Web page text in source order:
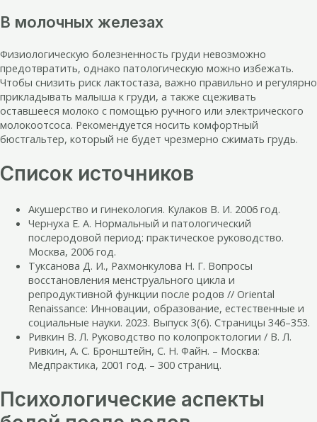
В молочных железах
Физиологическую болезненность груди невозможно
предотвратить, однако патологическую можно избежать.
Чтобы снизить риск лактостаза, важно правильно и регулярно
прикладывать малыша к груди, а также сцеживать
оставшееся молоко с помощью ручного или электрического
молокоотсоса. Рекомендуется носить комфортный
бюстгальтер, который не будет чрезмерно сжимать грудь.
Список источников
Акушерство и гинекология. Кулаков В. И. 2006 год.
Чернуха Е. А. Нормальный и патологический
послеродовой период: практическое руководство.
Москва, 2006 год.
Туксанова Д. И., Рахмонкулова Н. Г. Вопросы
восстановления менструального цикла и
репродуктивной функции после родов // Oriental
Renaissance: Инновации, образование, естественные и
социальные науки. 2023. Выпуск 3(6). Страницы 346–353.
Ривкин В. Л. Руководство по колопроктологии / В. Л.
Ривкин, А. С. Бронштейн, С. Н. Файн. – Москва:
Медпрактика, 2001 год. – 300 страниц.
Психологические аспекты